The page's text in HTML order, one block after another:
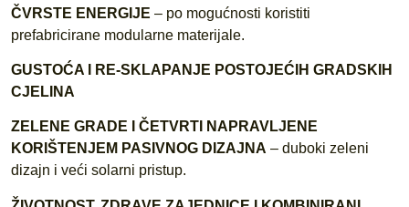
ČVRSTE ENERGIJE – po mogućnosti koristiti
prefabricirane modularne materijale.
GUSTOĆA I RE-SKLAPANJE POSTOJEĆIH GRADSKIH
CJELINA
ZELENE GRADE I ČETVRTI NAPRAVLJENE
KORIŠTENJEM PASIVNOG DIZAJNA – duboki zeleni
dizajn i veći solarni pristup.